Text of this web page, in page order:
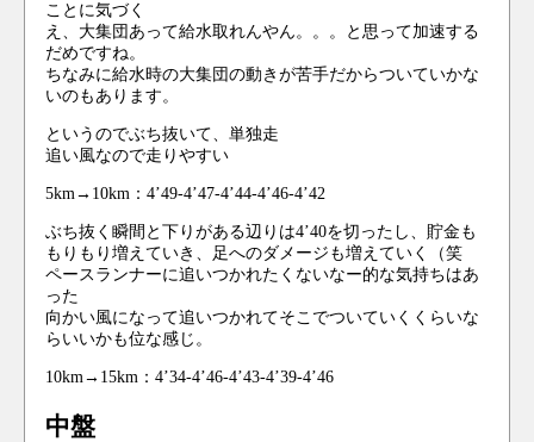
ことに気づく
え、大集団あって給水取れんやん。。。と思って加速する
だめですね。
ちなみに給水時の大集団の動きが苦手だからついていかな
いのもあります。
というのでぶち抜いて、単独走
追い風なので走りやすい
5km→10km：4’49-4’47-4’44-4’46-4’42
ぶち抜く瞬間と下りがある辺りは4’40を切ったし、貯金も
もりもり増えていき、足へのダメージも増えていく（笑
ペースランナーに追いつかれたくないなー的な気持ちはあ
った
向かい風になって追いつかれてそこでついていくくらいな
らいいかも位な感じ。
10km→15km：4’34-4’46-4’43-4’39-4’46
中盤